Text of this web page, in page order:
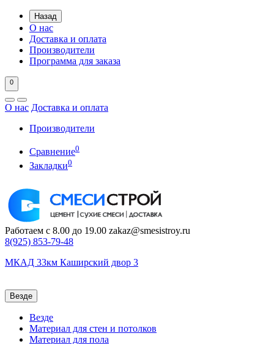
Назад
О нас
Доставка и оплата
Производители
Программа для заказа
0
О нас Доставка и оплата
Производители
Сравнение0
Закладки0
Работаем с 8.00 до 19.00 zakaz@smesistroy.ru
8(925) 853-79-48
МКАД 33км Каширский двор 3
Везде
Везде
Материал для стен и потолков
Материал для пола